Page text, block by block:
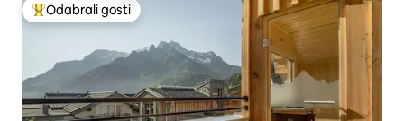
Među najviše rangiranima s oznakom „Odabrali gosti”
Odabrali gosti